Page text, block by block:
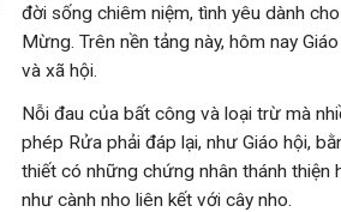
đời sống chiêm niệm, tình yêu dành
Mừng. Trên nền tảng này, hôm nay
và xã hội.
Nỗi đau của bất công và loại trừ mà
phép Rửa phải đáp lại, như Giáo hội,
thiết có những chứng nhân thánh
như cành nho liên kết với cây nho.